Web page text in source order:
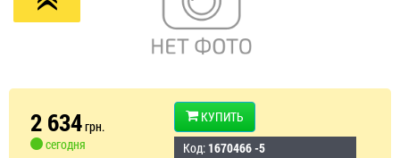
2 634грн.
сегодня
КУПИТЬ
Код: 1670466 -5